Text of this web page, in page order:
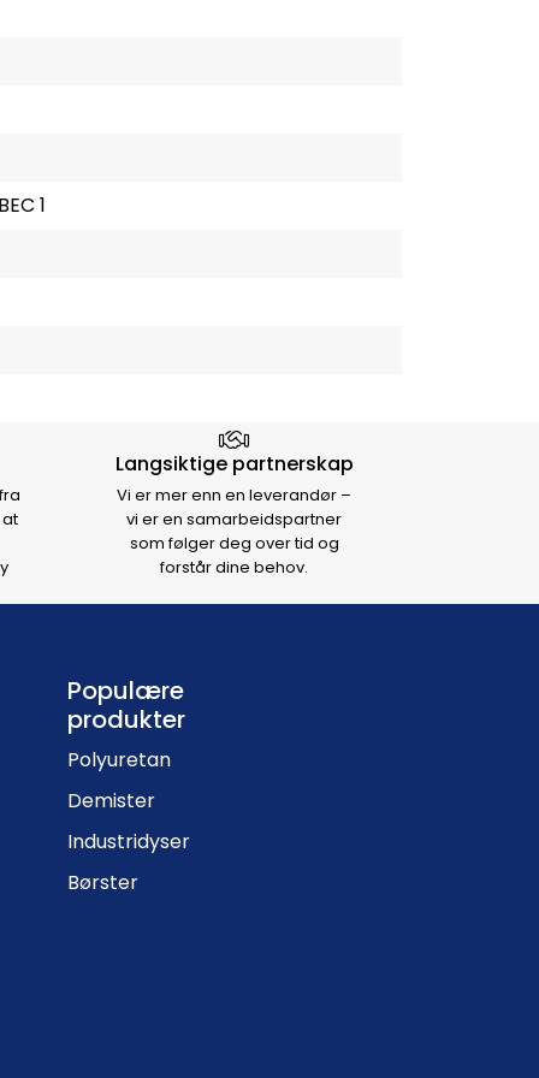
1
Langsiktige partnerskap
Vi er mer enn en leverandør –
vi er en samarbeidspartner
som følger deg over tid og
forstår dine behov.
Populære
produkter
Polyuretan
Demister
Industridyser
Børster